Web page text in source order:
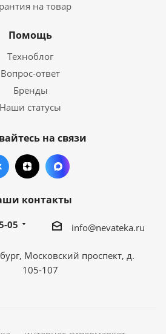
на товар
Помощь
Техноблог
Вопрос-ответ
Бренды
Наши статусы
на связи
контакты
05 info@nevateka.ru
Московский проспект, д.
105-107